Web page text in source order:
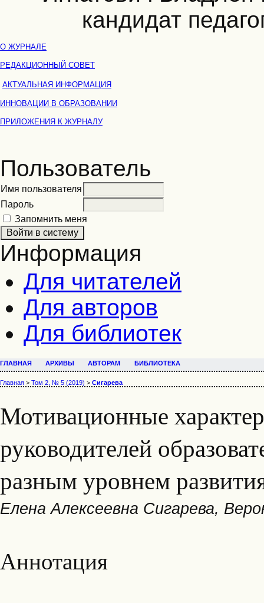
кандидат
О ЖУРНАЛЕ
РЕДАКЦИОННЫЙ СОВЕТ
АКТУАЛЬНАЯ ИНФОРМАЦИЯ
ИННОВАЦИИ В ОБРАЗОВАНИИ
ПРИЛОЖЕНИЯ К ЖУРНАЛУ
Пользователь
Имя пользователя
Пароль
Запомнить меня
Информация
Для читателей
Для авторов
Для библиотек
ГЛАВНАЯ АРХИВЫ АВТОРАМ БИБЛИОТЕКА
Главная > Том 2, № 5 (2019) > Сигарева
Мотивационные
руководителей
разным уровнем
Елена Алексеевна Сигарева,
Аннотация